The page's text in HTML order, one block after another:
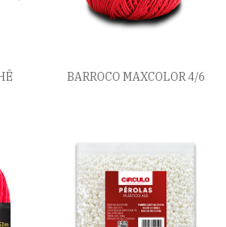
BARROCO MAXCOLOR 4/6